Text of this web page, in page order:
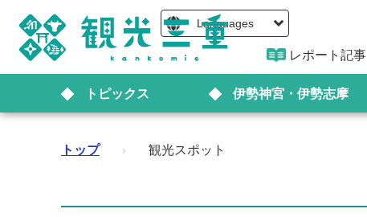
Languages
レポート記事
トピックス 伊勢神宮・伊勢志摩
トップ › 観光スポット